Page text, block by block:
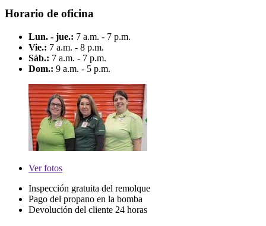
Horario de oficina
Lun. - jue.: 7 a.m. - 7 p.m.
Vie.: 7 a.m. - 8 p.m.
Sáb.: 7 a.m. - 7 p.m.
Dom.: 9 a.m. - 5 p.m.
Verfotos
Inspección gratuita del remolque
Pago del propano en la bomba
Devolución del cliente 24 horas